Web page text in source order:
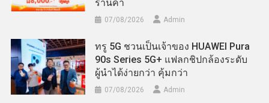
ร้านค้า
07/08/2026 Admin
ทรู 5G ชวนเป็นเจ้าของ HUAWEI Pura
90s Series 5G+ แฟลกชิปกล้องระดับ
ผู้นำได้ง่ายกว่า คุ้มกว่า
07/08/2026 Admin